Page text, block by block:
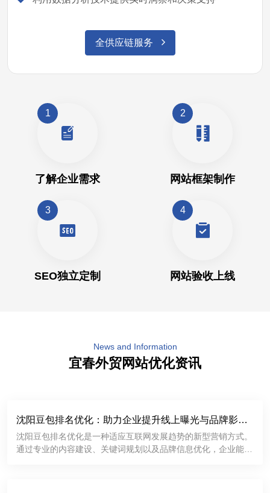
全供应链服务
1
了解企业需求
2
网站框架制作
3
SEO独立定制
4
网站验收上线
News and Information
宜春外贸网站优化资讯
沈阳豆包排名优化：助力企业提升线上曝光与品牌影响
力
沈阳豆包排名优化是一种适应互联网发展趋势的新型营销方式。
通过专业的内容建设、关键词规划以及品牌信息优化，企业能够